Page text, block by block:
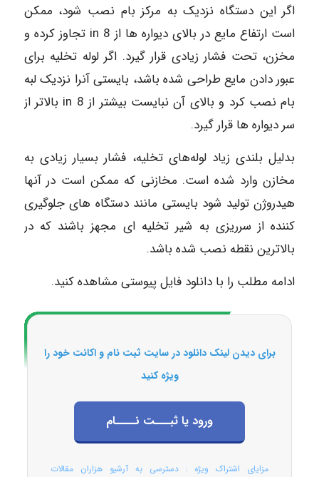
اگر این دستگاه نزدیک به مرکز بام نصب شود، ممکن
است ارتفاع مایع در بالای دیواره‌ ها از in 8 تجاوز کرده و
مخزن، تحت فشار زیادی قرار گیرد. اگر لوله تخلیه برای
عبور‌ دادن مایع طراحی شده باشد، بایستی آنرا نزدیک لبه
بام نصب کرد و بالای آن نبایست بیشتر از in 8 بالاتر از
سر دیواره‌ ها قرار گیرد.
بدلیل بلندی زیاد لوله‌های تخلیه، فشار بسیار زیادی به
مخازن وارد شده‌ است. مخازنی که ممکن است در آنها
هیدروژن تولید شود بایستی مانند دستگاه های جلوگیری
کننده از سرریزی به شیر تخلیه‌ ای مجهز باشند که در
بالاترین نقطه نصب شده باشد.
ادامه مطلب را با دانلود فایل پیوستی مشاهده کنید.
برای دیدن لینک دانلود در سایت ثبت نام و اکانت خود را
ویژه کنید
ورود یا ثبـــت نــــام
مزایای اشتراک ویژه : دسترسی به آرشیو هزاران مقالات